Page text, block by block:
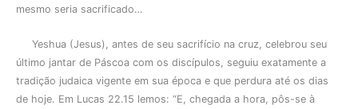
mesmo seria sacrificado…
Yeshua (Jesus), antes de seu sacrifício na cruz, celebrou seu
último jantar de Páscoa com os discípulos, seguiu exatamente a
tradição judaica vigente em sua época e que perdura até os dias
de hoje. Em Lucas 22.15 lemos: “E, chegada a hora, pôs-se à